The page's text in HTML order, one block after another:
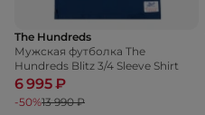
The Hundreds
Мужская футболка The
Hundreds Blitz 3/4 Sleeve Shirt
6 995 ₽
-50%13 990 ₽